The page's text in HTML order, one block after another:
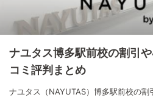
ナユタス博多駅前校の割引
コミ評判まとめ
ナユタス（NAYUTAS）博多駅前校の割